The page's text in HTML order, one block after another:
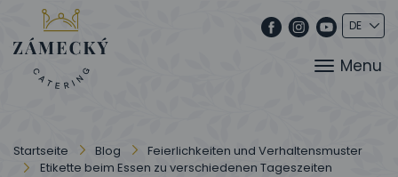
Menu
Startseite Blog
Feierlichkeiten und Verhaltensmuster
Etikette beim Essen zu verschiedenen Tageszeiten